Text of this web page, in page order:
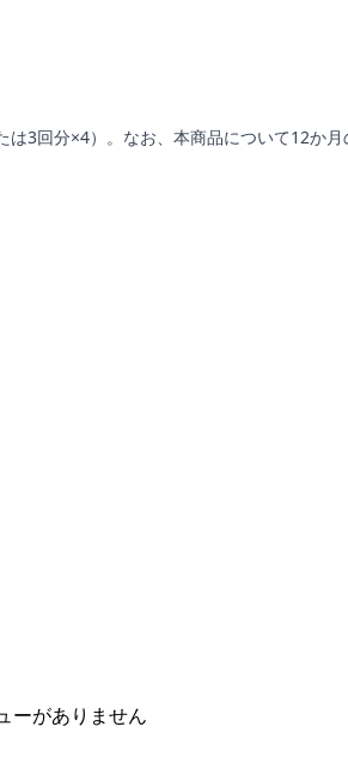
3回分×4）。なお、本商品について12か
ーがありません